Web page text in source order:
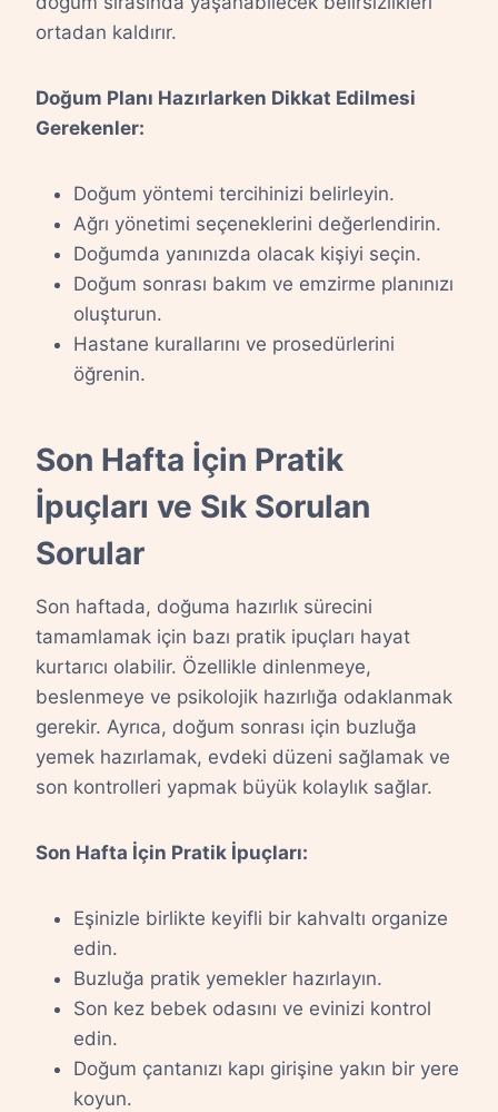
ortadan kaldırır.
Doğum Planı Hazırlarken Dikkat Edilmesi
Gerekenler:
Doğum yöntemi tercihinizi belirleyin.
Ağrı yönetimi seçeneklerini değerlendirin.
Doğumda yanınızda olacak kişiyi seçin.
Doğum sonrası bakım ve emzirme planınızı
oluşturun.
Hastane kurallarını ve prosedürlerini
öğrenin.
Son Hafta İçin Pratik
İpuçları ve Sık Sorulan
Sorular
Son haftada, doğuma hazırlık sürecini
tamamlamak için bazı pratik ipuçları hayat
kurtarıcı olabilir. Özellikle dinlenmeye,
beslenmeye ve psikolojik hazırlığa odaklanmak
gerekir. Ayrıca, doğum sonrası için buzluğa
yemek hazırlamak, evdeki düzeni sağlamak ve
son kontrolleri yapmak büyük kolaylık sağlar.
Son Hafta İçin Pratik İpuçları:
Eşinizle birlikte keyifli bir kahvaltı organize
edin.
Buzluğa pratik yemekler hazırlayın.
Son kez bebek odasını ve evinizi kontrol
edin.
Doğum çantanızı kapı girişine yakın bir yere
koyun.